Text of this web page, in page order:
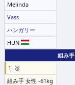
Melinda
Vass
ハンガリー
HUN
組み
1. 🥇
組み手 女性 -61kg